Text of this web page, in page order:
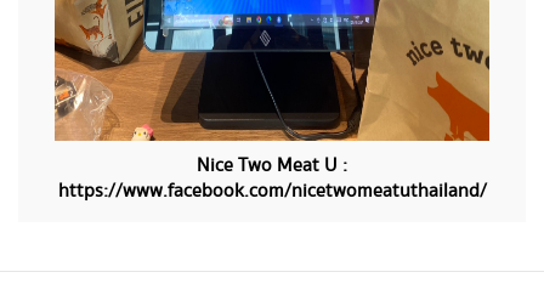
​​Nice Two Meat U :
https://www.facebook.com/nicetwomeatuthailand/